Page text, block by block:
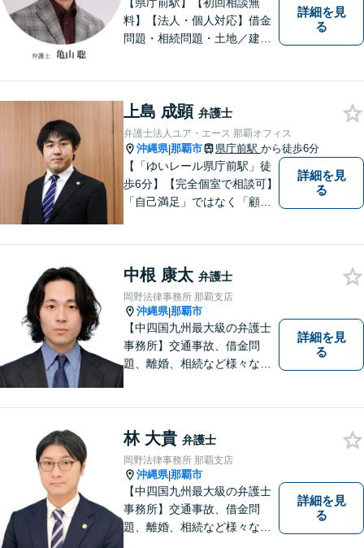
料】【法人・個人対応】借金
問題・相続問題・土地／建物
詳細を見
る
上島 成顕 弁護士
弁護士法人ユア・エース 那覇オフィス
沖縄県|那覇市 県庁前駅 から徒歩6分
【「ゆいレール県庁前駅」徒
歩6分】【完全個室で相談可】
「自己満足」ではなく「顧客
が本当に求める最高の結果に
こだわり続けたいと考えてお
ります。 お気軽にご相談くだ
さい。
詳細を見
る
中根 康太 弁護士
岡野法律事務所 那覇支店
沖縄県|那覇市
【中四国九州最大級の弁護士
事務所】交通事故、借金問
題、離婚、相続など様々な問
い！
詳細を見
る
林 大貴 弁護士
岡野法律事務所 那覇支店
沖縄県|那覇市
【中四国九州最大級の弁護士
事務所】交通事故、借金問
題、離婚、相続など様々な問
詳細を見
る